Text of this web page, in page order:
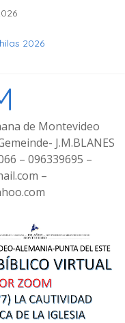
2026
de grupo
de Montevideo
J.M.BLANES
– 096339695 –
–